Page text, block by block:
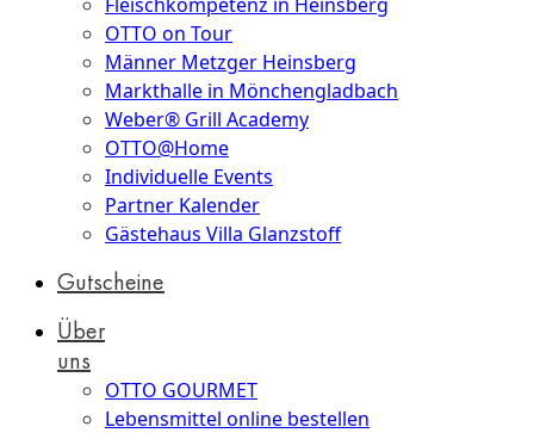
OTTO on Tour
Männer Metzger Heinsberg
Markthalle in Mönchengladbach
Weber® Grill Academy
OTTO@Home
Individuelle Events
Partner Kalender
Gästehaus Villa Glanzstoff
Gutscheine
Über
uns
OTTO GOURMET
Lebensmittel online bestellen